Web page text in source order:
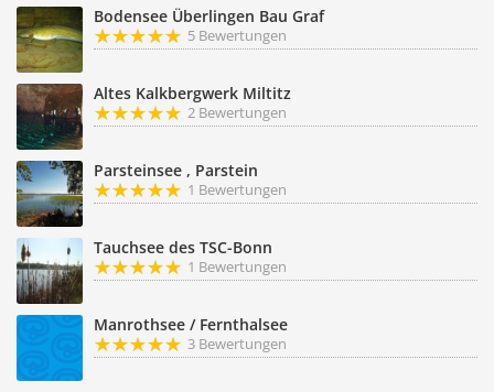
Bodensee Überlingen Bau Graf
5 Bewertungen
Altes Kalkbergwerk Miltitz
2 Bewertungen
Parsteinsee , Parstein
1 Bewertungen
Tauchsee des TSC-Bonn
1 Bewertungen
Manrothsee / Fernthalsee
3 Bewertungen